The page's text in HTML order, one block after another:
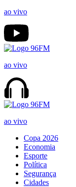
ao vivo
ao vivo
ao vivo
Copa 2026
Economia
Esporte
Política
Segurança
Cidades